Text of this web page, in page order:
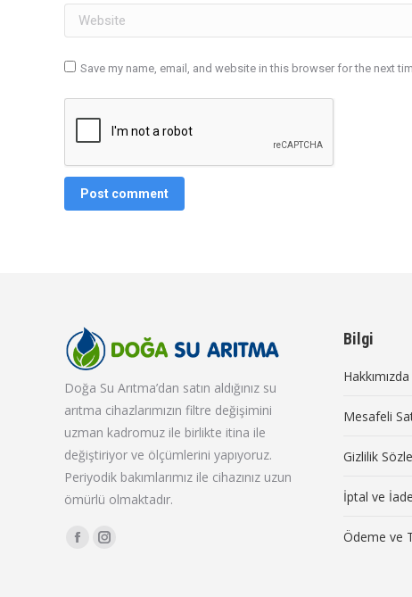
Website
Save my name, email, and website in this browser for the next
Post comment
Doğa Su Arıtma’dan satın aldığınız su
arıtma cihazlarımızın filtre değişimini
uzman kadromuz ile birlikte itina ile
değiştiriyor ve ölçümlerini yapıyoruz.
Periyodik bakımlarımız ile cihazınız uzun
ömürlü olmaktadır.
Find us on:
FacebookInstagram
Bilgi
Hakkımızda
Mesafeli
Gizlilik
İptal ve
Ödeme ve